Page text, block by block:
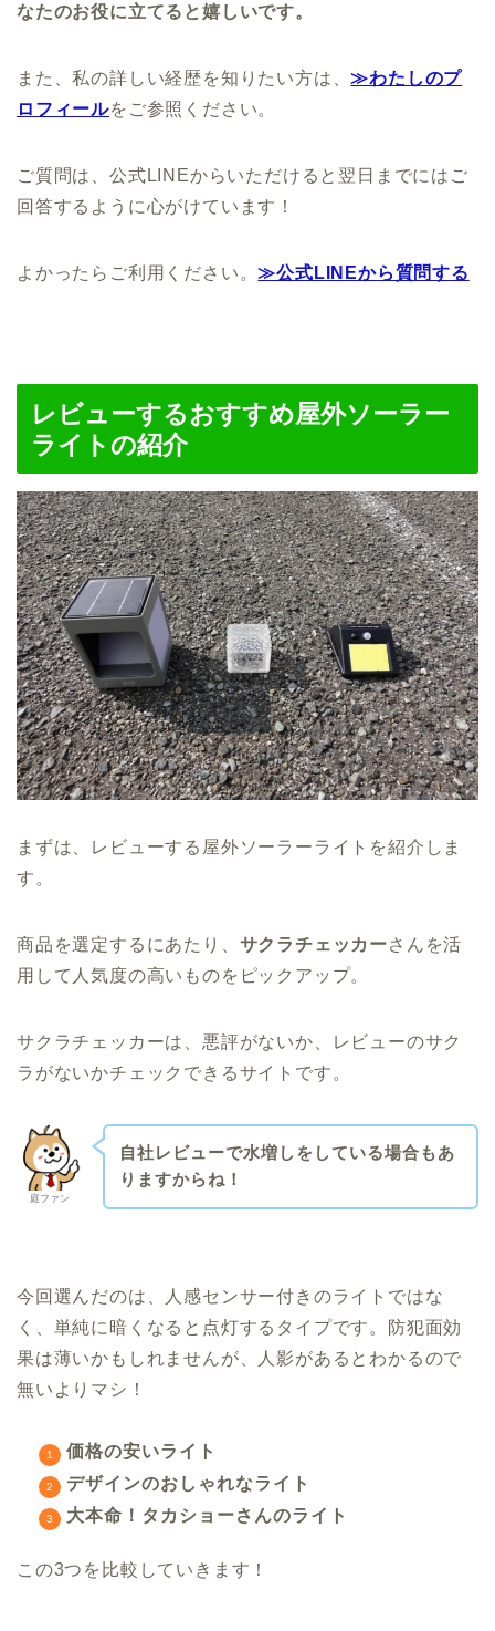
なたのお役に立てると嬉しいです。
また、私の詳しい経歴を知りたい方は、≫わたしのプ
ロフィールをご参照ください。
ご質問は、公式LINEからいただけると翌日までにはご
回答するように心がけています！
よかったらご利用ください。≫公式LINEから質問する
レビューするおすすめ屋外ソーラー
ライトの紹介
まずは、レビューする屋外ソーラーライトを紹介しま
す。
商品を選定するにあたり、 サクラチェッカーさんを活
用して人気度の高いものをピックアップ。
サクラチェッカーは、悪評がないか、レビューのサク
ラがないかチェックできるサイトです。
庭ファン
自社レビューで水増しをしている場合もあ
りますからね！
今回選んだのは、人感センサー付きのライトではな
く、単純に暗くなると点灯するタイプです。防犯面効
果は薄いかもしれませんが、人影があるとわかるので
無いよりマシ！
価格の安いライト
デザインのおしゃれなライト
大本命！タカショーさんのライト
この3つを比較していきます！